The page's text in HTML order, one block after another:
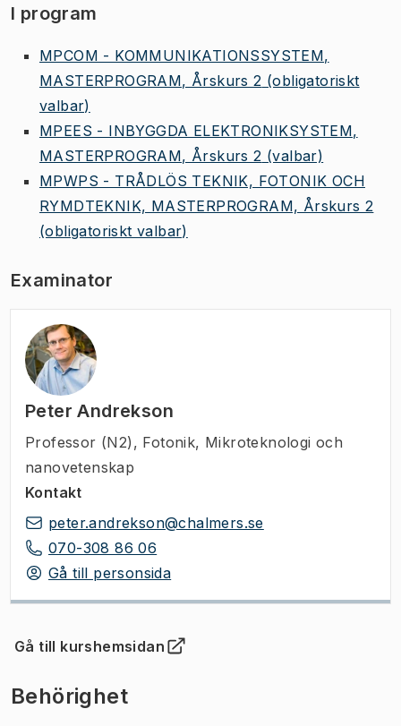
I program
MPCOM - KOMMUNIKATIONSSYSTEM,
MASTERPROGRAM, Årskurs 2 (obligatoriskt
valbar)
MPEES - INBYGGDA ELEKTRONIKSYSTEM,
MASTERPROGRAM, Årskurs 2 (valbar)
MPWPS - TRÅDLÖS TEKNIK, FOTONIK OCH
RYMDTEKNIK, MASTERPROGRAM, Årskurs 2
(obligatoriskt valbar)
Examinator
Peter Andrekson
Professor (N2) , Fotonik, Mikroteknologi och
nanovetenskap
Kontakt
peter.andrekson@chalmers.se
070-308 86 06
Gå till personsida
Gå till kurshemsidan
(Öppnas i ny flik)
Behörighet